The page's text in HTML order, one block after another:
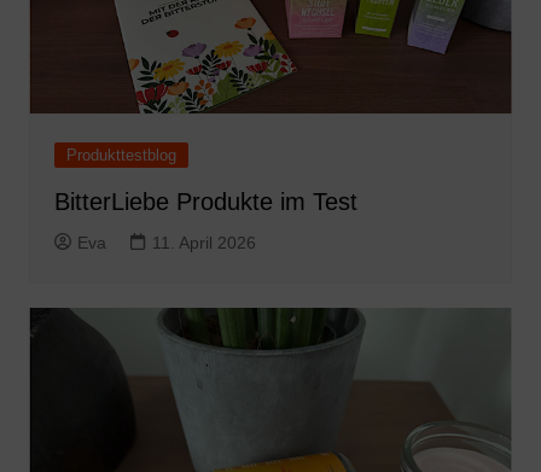
Produkttestblog
BitterLiebe Produkte im Test
Eva 11. April 2026